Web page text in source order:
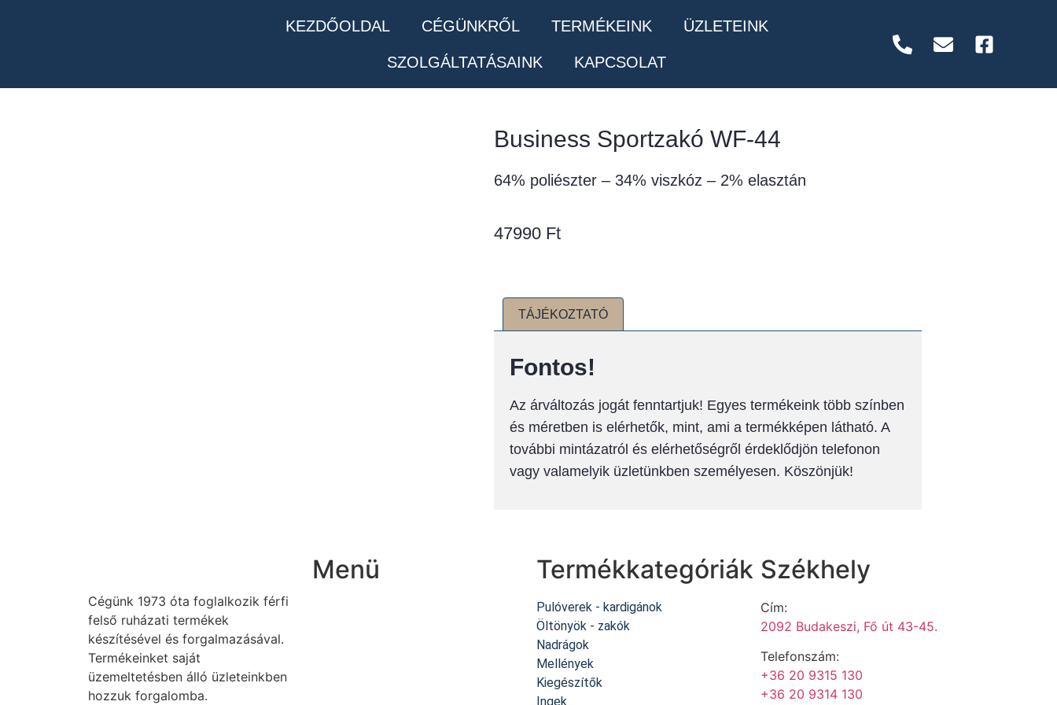
KEZDŐOLDAL CÉGÜNKRŐL TERMÉKEINK ÜZLETEINK
SZOLGÁLTATÁSAINK KAPCSOLAT
Business Sportzakó WF-44
64% poliészter – 34% viszkóz – 2% elasztán
47990 Ft
TÁJÉKOZTATÓ
Fontos!
Az árváltozás jogát fenntartjuk! Egyes termékeink több színben
és méretben is elérhetők, mint, ami a termékképen látható. A
további mintázatról és elérhetőségről érdeklődjön telefonon
vagy valamelyik üzletünkben személyesen. Köszönjük!
Cégünk 1973 óta foglalkozik férfi
felső ruházati termékek
készítésével és forgalmazásával.
Termékeinket saját
üzemeltetésben álló üzleteinkben
hozzuk forgalomba.
Menü Termékkategóriák
Pulóverek - kardigánok
Öltönyök - zakók
Nadrágok
Mellények
Kiegészítők
Ingek
Székhely
Cím:
2092 Budakeszi, Fő út 43-45.
Telefonszám:
+36 20 9315 130
+36 20 9314 130